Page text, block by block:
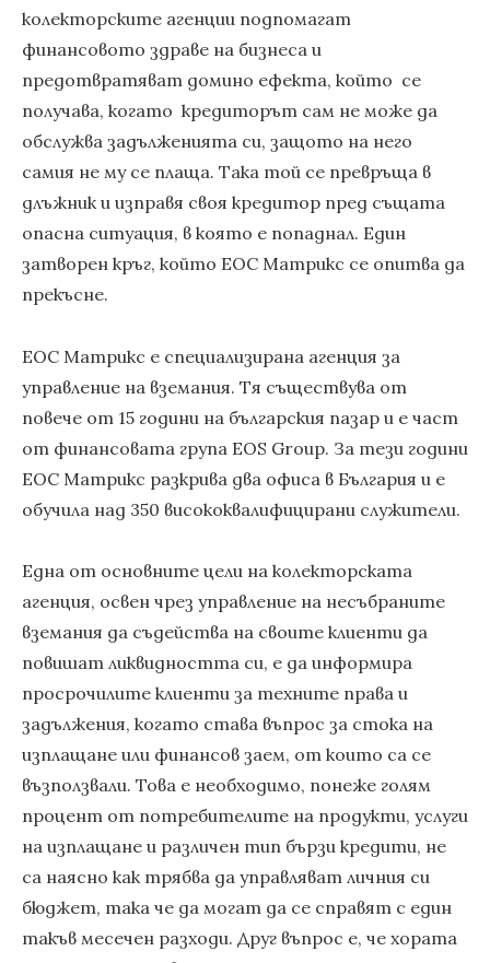
колекторските агенции подпомагат
финансовото здраве на бизнеса и
предотвратяват домино ефекта, който се
получава, когато кредиторът сам не може да
обслужва задълженията си, защото на него
самия не му се плаща. Така той се превръща в
длъжник и изправя своя кредитор пред същата
опасна ситуация, в която е попаднал. Един
затворен кръг, който ЕОС Матрикс се опитва да
прекъсне.
ЕОС Матрикс е специализирана агенция за
управление на вземания. Тя съществува от
повече от 15 години на българския пазар и е част
от финансовата група EOS Group. За тези години
ЕОС Матрикс разкрива два офиса в България и е
обучила над 350 висококвалифицирани служители.
Една от основните цели на колекторската
агенция, освен чрез управление на несъбраните
вземания да съдейства на своите клиенти да
повишат ликвидността си, е да информира
просрочилите клиенти за техните права и
задължения, когато става въпрос за стока на
изплащане или финансов заем, от които са се
възползвали. Това е необходимо, понеже голям
процент от потребителите на продукти, услуги
на изплащане и различен тип бързи кредити, не
са наясно как трябва да управляват личния си
бюджет, така че да могат да се справят с един
такъв месечен разходи. Друг въпрос е, че хората